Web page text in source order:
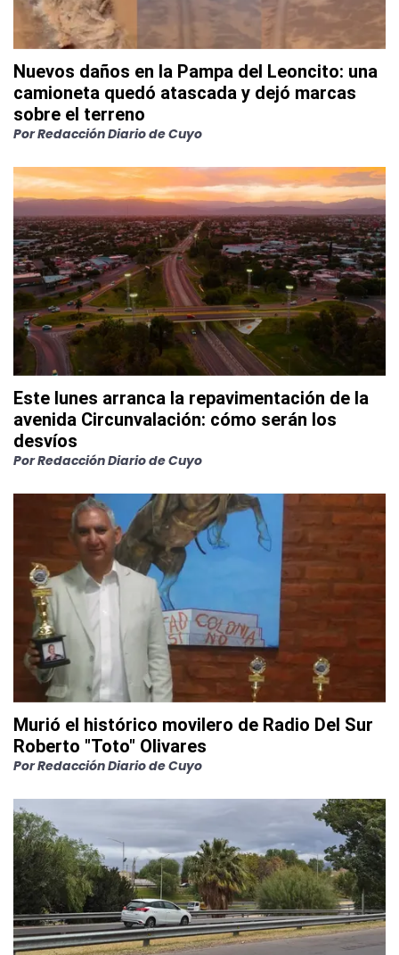
Nuevos daños en la Pampa del Leoncito: una
camioneta quedó atascada y dejó marcas
sobre el terreno
PorRedacción Diario de Cuyo
Este lunes arranca la repavimentación de la
avenida Circunvalación: cómo serán los
desvíos
PorRedacción Diario de Cuyo
Murió el histórico movilero de Radio Del Sur
Roberto "Toto" Olivares
PorRedacción Diario de Cuyo